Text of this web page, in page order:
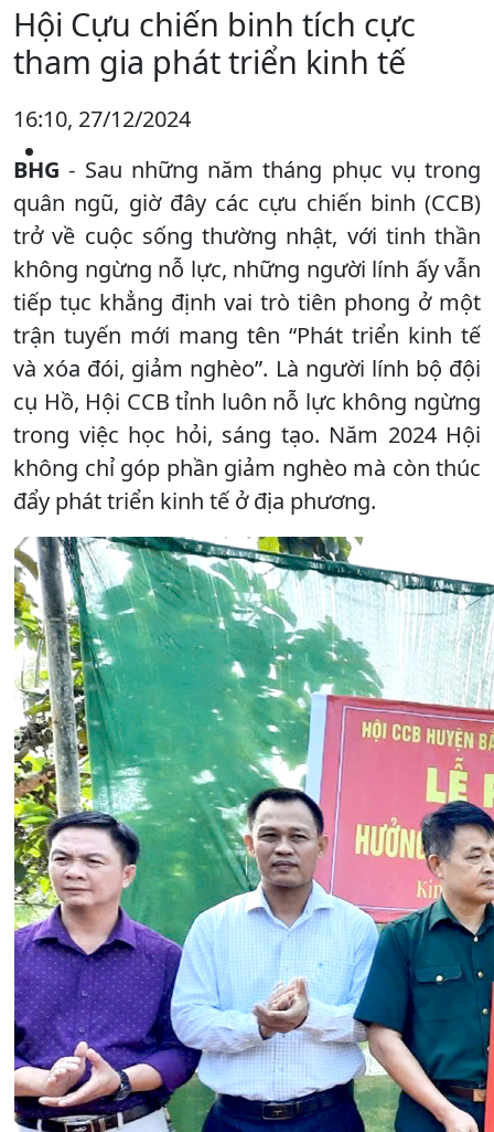
Hội Cựu chiến binh tích cực
tham gia phát triển kinh tế
16:10, 27/12/2024
BHG - Sau những năm tháng phục vụ trong
quân ngũ, giờ đây các cựu chiến binh (CCB)
trở về cuộc sống thường nhật, với tinh thần
không ngừng nỗ lực, những người lính ấy vẫn
tiếp tục khẳng định vai trò tiên phong ở một
trận tuyến mới mang tên “Phát triển kinh tế
và xóa đói, giảm nghèo”. Là người lính bộ đội
cụ Hồ, Hội CCB tỉnh luôn nỗ lực không ngừng
trong việc học hỏi, sáng tạo. Năm 2024 Hội
không chỉ góp phần giảm nghèo mà còn thúc
đẩy phát triển kinh tế ở địa phương.